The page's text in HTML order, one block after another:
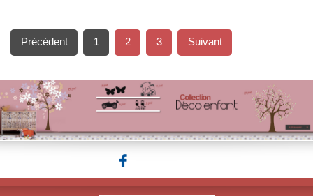
Précédent 1 2 3 Suivant